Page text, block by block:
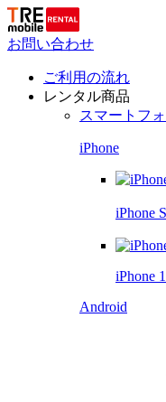
お問い合わせ
ご利用の流れ
レンタル商品
スマートフ
iPhone
iPhone
iPhone
Android